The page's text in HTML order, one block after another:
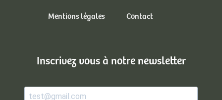
Mentions légales Contact
Inscrivez vous à notre newsletter